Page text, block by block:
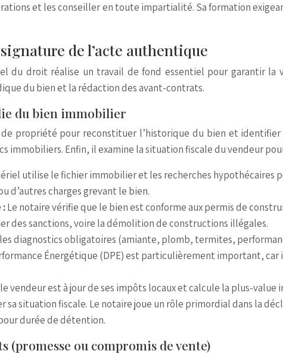
et les conseiller en toute impartialité. Sa formation
de l’acte authentique
du droit réalise un travail de fond essentiel pour garantir
du bien et la rédaction des avant-contrats.
du bien immobilier
propriété pour reconstituer l’historique du bien et
immobiliers. Enfin, il examine la situation fiscale du vendeur
utilise le fichier immobilier et les recherches hypothécaires
d’autres charges grevant le bien.
:Le notaire vérifie que le bien est conforme aux permis de
des sanctions, voire la démolition de constructions illégales.
les diagnostics obligatoires (amiante, plomb, termites,
Énergétique (DPE) est particulièrement important,
vendeur est à jour de ses impôts locaux et calcule la plus-
sa situation fiscale. Le notaire joue un rôle primordial dans la
durée de détention.
(promesse ou compromis de vente)